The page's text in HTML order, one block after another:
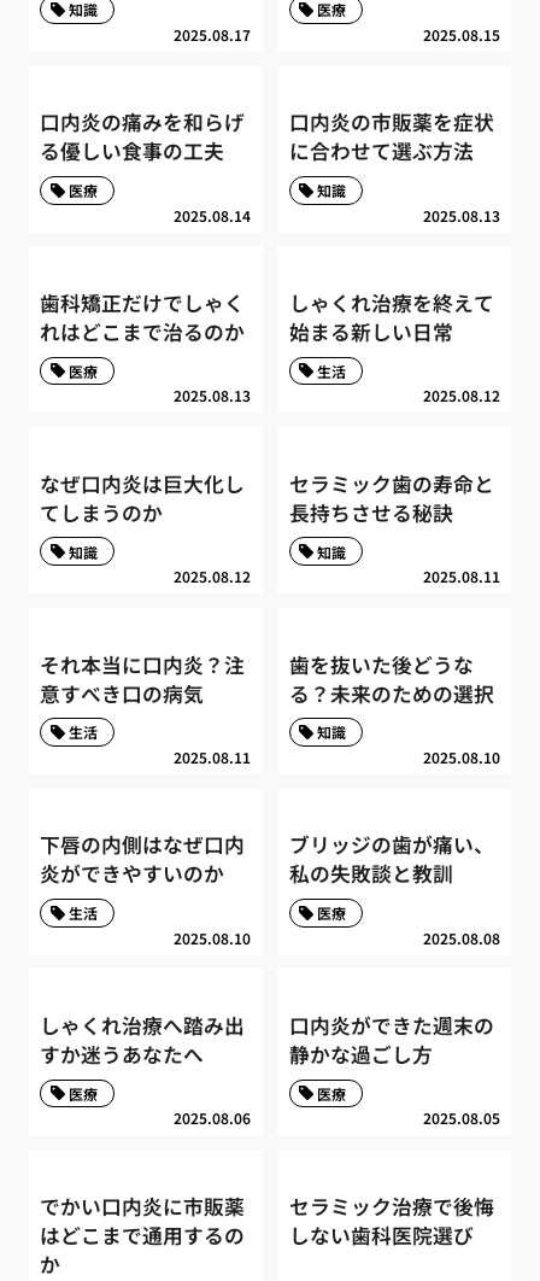
2025.08.17
知識
2025.08.15
医療
口内炎の痛みを和らげ
る優しい食事の工夫
2025.08.14
医療
口内炎の市販薬を症状
に合わせて選ぶ方法
2025.08.13
知識
歯科矯正だけでしゃく
れはどこまで治るのか
2025.08.13
医療
しゃくれ治療を終えて
始まる新しい日常
2025.08.12
生活
なぜ口内炎は巨大化し
てしまうのか
2025.08.12
知識
セラミック歯の寿命と
長持ちさせる秘訣
2025.08.11
知識
それ本当に口内炎？注
意すべき口の病気
2025.08.11
生活
歯を抜いた後どうな
る？未来のための選択
2025.08.10
知識
下唇の内側はなぜ口内
炎ができやすいのか
2025.08.10
生活
ブリッジの歯が痛い、
私の失敗談と教訓
2025.08.08
医療
しゃくれ治療へ踏み出
すか迷うあなたへ
2025.08.06
医療
口内炎ができた週末の
静かな過ごし方
2025.08.05
医療
でかい口内炎に市販薬
はどこまで通用するの
か
セラミック治療で後悔
しない歯科医院選び